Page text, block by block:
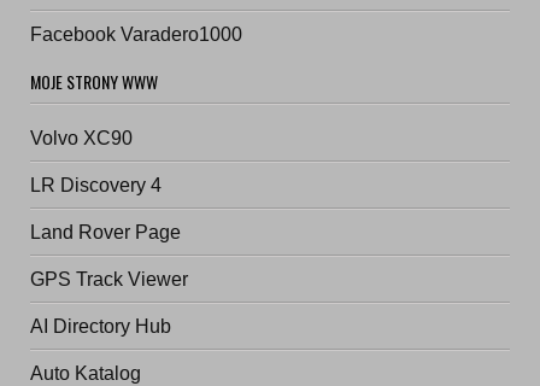
Facebook Varadero1000
MOJE STRONY WWW
Volvo XC90
LR Discovery 4
Land Rover Page
GPS Track Viewer
AI Directory Hub
Auto Katalog